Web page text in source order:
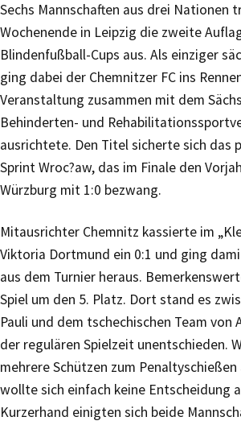
Sechs Mannschaften aus drei Nationen
Wochenende in Leipzig die zweite
Blindenfußball-Cups aus. Als einziger
ging dabei der Chemnitzer FC ins
Veranstaltung zusammen mit dem
Behinderten- und
ausrichtete. Den Titel sicherte sich das
Sprint Wroc?aw, das im Finale den
Würzburg mit 1:0 bezwang.
Mitausrichter Chemnitz kassierte im
Viktoria Dortmund ein 0:1 und ging
aus dem Turnier heraus.
Spiel um den 5. Platz. Dort stand es
Pauli und dem tschechischen Team von
der regulären Spielzeit unentschieden.
mehrere Schützen zum Penaltyschießen
wollte sich einfach keine Entscheidung
Kurzerhand einigten sich beide